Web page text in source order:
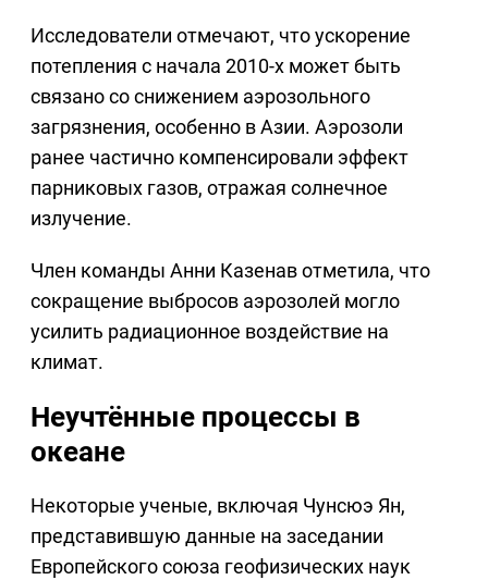
Исследователи отмечают, что ускорение
потепления с начала 2010-х может быть
связано со снижением аэрозольного
загрязнения, особенно в Азии. Аэрозоли
ранее частично компенсировали эффект
парниковых газов, отражая солнечное
излучение.
Член команды Анни Казенав отметила, что
сокращение выбросов аэрозолей могло
усилить радиационное воздействие на
климат.
Неучтённые процессы в
океане
Некоторые ученые, включая Чунсюэ Ян,
представившую данные на заседании
Европейского союза геофизических наук